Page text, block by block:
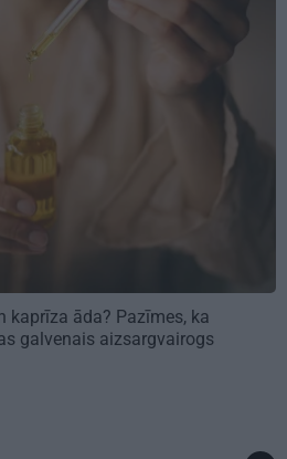
kaprīza āda? Pazīmes, ka
galvenais aizsargvairogs